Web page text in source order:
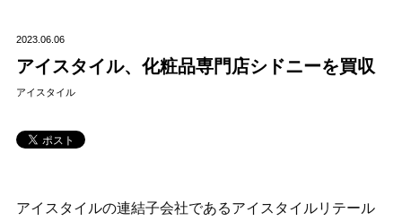
2023.06.06
アイスタイル、化粧品専門店シドニーを買収
アイスタイル
アイスタイルの連結子会社であるアイスタイルリテール